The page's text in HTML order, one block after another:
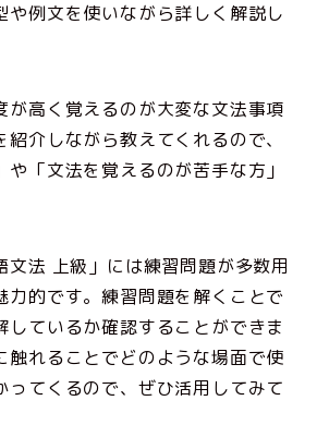
や例文を使いながら詳しく解説し
が高く覚えるのが大変な文法事項
介しながら教えてくれるので、
や「文法を覚えるのが苦手な方」
文法 上級」には練習問題が多数用
力的です。練習問題を解くことで
しているか確認することができま
触れることでどのような場面で使
ってくるので、ぜひ活用してみて